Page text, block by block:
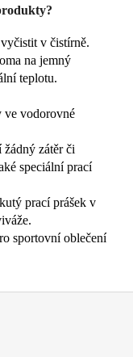
v čistírně.
na jemný
teplotu.
ve vodorovné
zátěr či
speciální prací
prací prášek v
sportovní oblečení